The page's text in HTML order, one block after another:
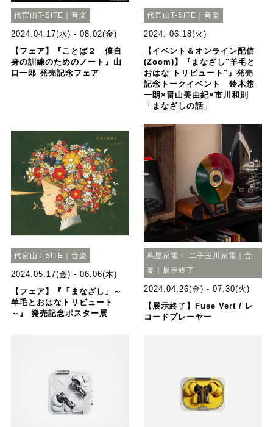
代官山T-SITE｜音楽
2024.04.17(水) - 08.02(金)
【フェア】『ことば２ 僕自
身の訓練のためのノート』山
口一郎 発売記念フェア
代官山T-SITE｜音楽
2024. 06.18(火)
【イベント＆オンライン配信
(Zoom)】『まなざし"羊毛と
おはな トリビュート"』発売
記念トークイベント 鈴木惣
一朗×畠山美由紀×市川和則
「まなざしの話」
代官山T-SITE｜音楽
2024.05.17(金) - 06.06(木)
【フェア】『「まなざし」～
羊毛とおはなトリビュート
～』 発売記念ポスター展
蔦屋家電＋ 二子玉川家電｜音
楽｜展示終了
2024.04.26(金) - 07.30(火)
【展示終了】Fuse Vert / レ
コードプレーヤー